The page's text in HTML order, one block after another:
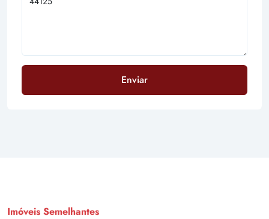
Enviar
Imóveis Semelhantes